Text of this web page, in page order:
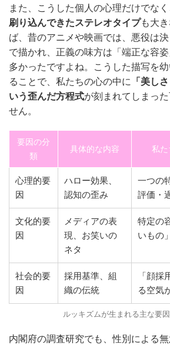
また、こうした個人の心理だけでなく
刷り込んできたステレオタイプも大
ば、昔のアニメや映画では、悪役は決
で描かれ、正義の味方は「端正な容
多かったですよね。こうした描写を
ることで、私たちの心の中に 「美し
いう歪んだ方程式が刻まれてしまっ
せん。
要因の分
類
具体的な内容 私た
心理的要
因
ハロー効果、
認知の歪み
一つの
評価・
文化的要
因
メディアの表
現、お笑いの
ネタ
特定の
いもの
社会的要
因
採用基準、組
織の伝統
「顔
る空気
ルッキズムが生まれる主な要
内閣府の調査研究でも、性別による